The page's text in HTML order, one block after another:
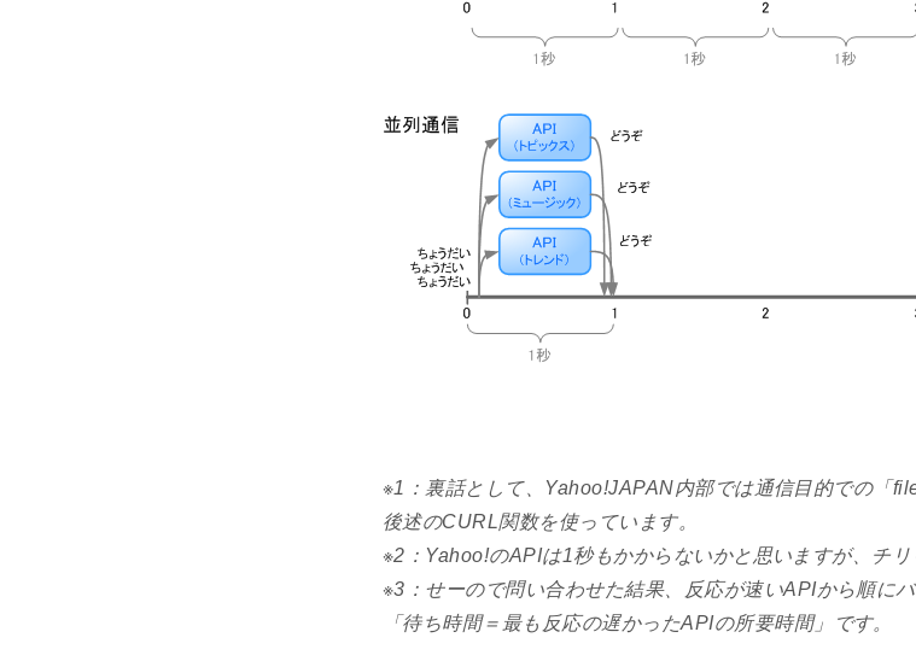
※1：裏話として、Yahoo!JAPAN内部では通信目的での「
後述のCURL関数を使っています。
※2：Yahoo!のAPIは1秒もかからないかと思いますが、チリ
※3：せーので問い合わせた結果、反応が速いAPIから順に
「待ち時間＝最も反応の遅かったAPIの所要時間」です。